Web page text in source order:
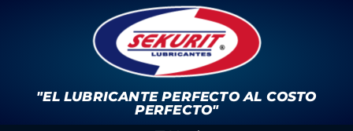
"EL LUBRICANTE PERFECTOAL COSTO
PERFECTO"